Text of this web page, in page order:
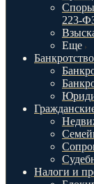
Споры
223-
Еще
Банкротство
Налоги и